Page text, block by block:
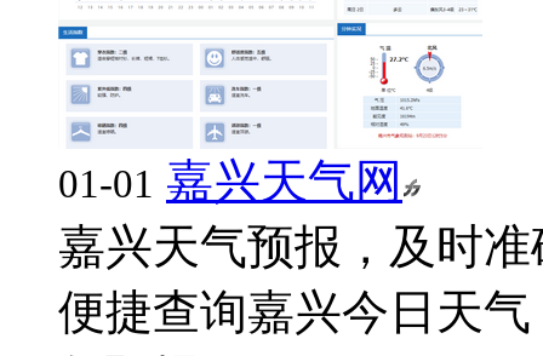
01-01 嘉兴天气网
嘉兴天气预报，及时
便捷查询嘉兴今日天